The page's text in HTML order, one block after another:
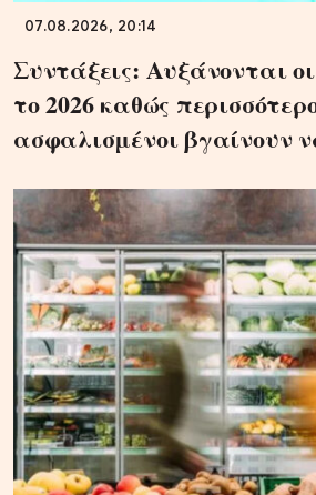
07.08.2026, 20:14
Συντάξεις: Αυξάνονται
το 2026 καθώς
ασφαλισμένοι βγαίνουν